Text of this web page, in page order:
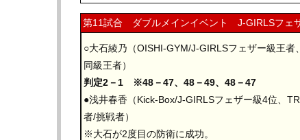
第11試合 ダブルメインイベント J-GIRLSフェ
○大石綾乃（OISHI-GYM/J-GIRLSフェザー級王者
同級王者）
判定2－1 ※48－47、48－49、48－47
●浅井春香（Kick-Box/J-GIRLSフェザー級4位、
者/挑戦者）
※大石が2度目の防衛に成功。